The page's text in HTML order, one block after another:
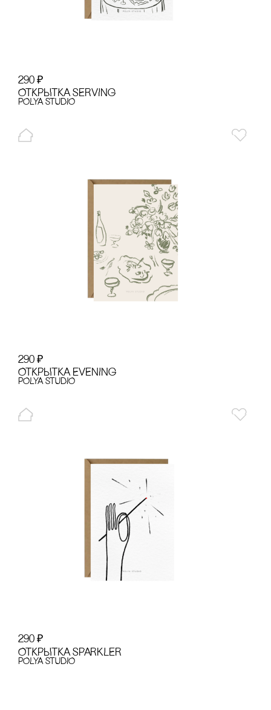
290 ₽
ОТКРЫТКА SERVING
POLYA STUDIO
290 ₽
ОТКРЫТКА EVENING
POLYA STUDIO
290 ₽
ОТКРЫТКА SPARKLER
POLYA STUDIO